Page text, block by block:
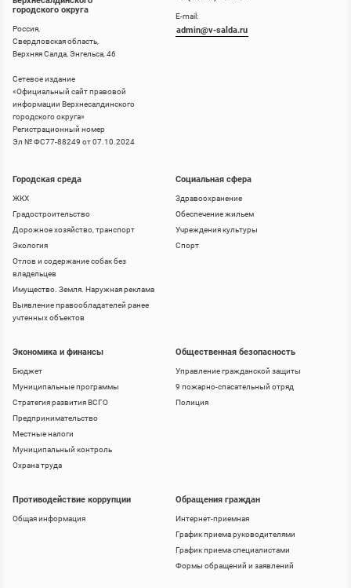
городского округа
Россия,
Свердловская область,
Верхняя Салда, Энгельса, 46
Сетевое издание
«Официальный сайт правовой
информации Верхнесалдинского
городского округа»
Регистрационный номер
Эл № ФС77-88249 от 07.10.2024
Городская среда
ЖКХ
Градостроительство
Дорожное хозяйство, транспорт
Экология
Отлов и содержание собак без
владельцев
Имущество. Земля. Наружная реклама
Выявление правообладателей ранее
учтенных объектов
Социальная сфера
Здравоохранение
Обеспечение жильем
Учреждения культуры
Спорт
E-mail:
admin@v-salda.ru
Экономика и финансы
Бюджет
Муниципальные программы
Стратегия развития ВСГО
Предпринимательство
Местные налоги
Муниципальный контроль
Охрана труда
Общественная безопасность
Управление гражданской защиты
9 пожарно-спасательный отряд
Полиция
Противодействие коррупции
Общая информация
Обращения граждан
Интернет-приемная
График приема руководителями
График приема специалистами
Формы обращений и заявлений